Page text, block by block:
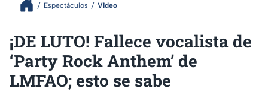
Espectáculos Video
¡DE LUTO! Fallece vocalista de
‘Party Rock Anthem’ de
LMFAO; esto se sabe